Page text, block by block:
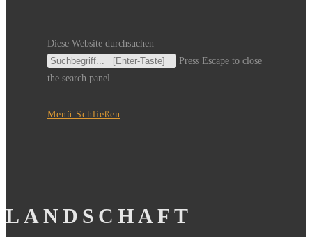
Diese Website durchsuchen
Press Escape to close
the search panel.
Menü Schließen
LANDSCHAFT